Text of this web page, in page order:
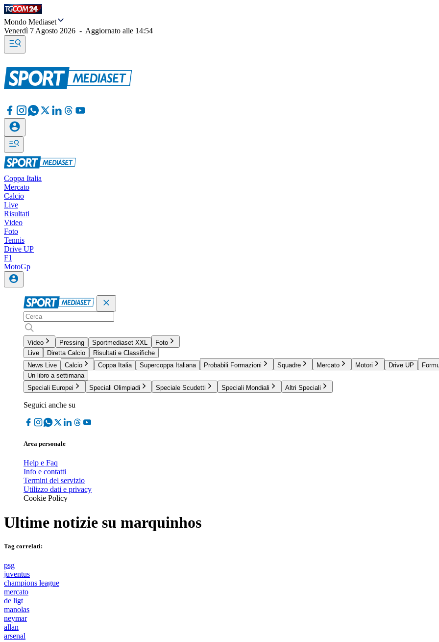
Mondo Mediaset
Venerdì 7 Agosto 2026 - Aggiornato alle 14:54
Coppa Italia
Mercato
Calcio
Live
Risultati
Video
Foto
Tennis
Drive UP
F1
MotoGp
Video Pressing Sportmediaset XXL
Foto
Live
Diretta Calcio
Risultati e Classifiche
News Live
Calcio Coppa Italia Supercoppa Italiana Probabili Formazioni Squadre Mercato Motori Drive UP
Un libro a settimana
Speciali Europei
Speciali Olimpiadi Speciale Scudetti Speciali Mondiali Altri Speciali
Seguici anche su
Area personale
Help e Faq
Info e contatti
Termini del servizio
Utilizzo dati e privacy
Cookie Policy
Ultime notizie su marquinhos
Tag correlati:
psg
juventus
champions league
mercato
de ligt
manolas
neymar
allan
arsenal